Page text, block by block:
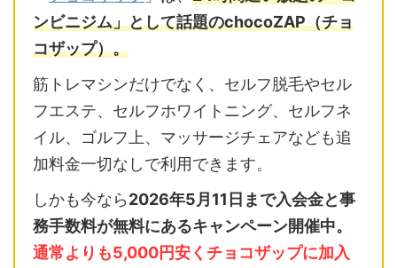
ンビニジム」として話題のchocoZAP（チョ
コザップ）。
筋トレマシンだけでなく、セルフ脱毛やセル
フエステ、セルフホワイトニング、セルフネ
イル、ゴルフ上、マッサージチェアなども追
加料金一切なしで利用できます。
しかも今なら2026年5月11日まで入会金と事
務手数料が無料にあるキャンペーン開催中。
通常よりも5,000円安くチョコザップに加入